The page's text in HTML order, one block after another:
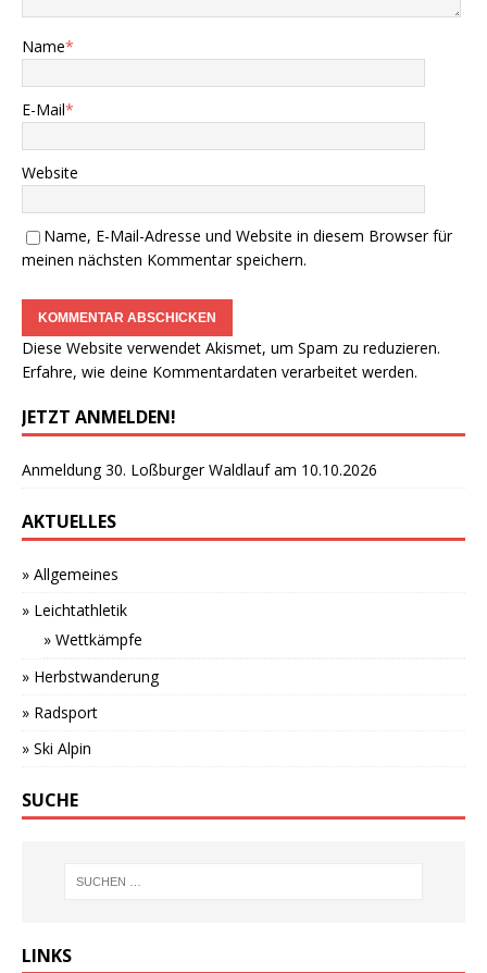
Name*
E-Mail*
Website
Name, E-Mail-Adresse und Website in diesem Browser für
meinen nächsten Kommentar speichern.
Diese Website verwendet Akismet, um Spam zu reduzieren.
Erfahre, wie deine Kommentardaten verarbeitet werden.
JETZT ANMELDEN!
Anmeldung 30. Loßburger Waldlauf am 10.10.2026
AKTUELLES
» Allgemeines
» Leichtathletik
» Wettkämpfe
» Herbstwanderung
» Radsport
» Ski Alpin
SUCHE
LINKS